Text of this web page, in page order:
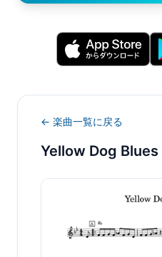
← 楽曲一覧に戻る
Yellow Dog Blues